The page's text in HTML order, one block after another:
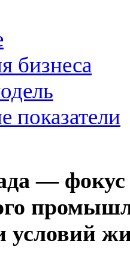
бизнеса
показатели
— фокус